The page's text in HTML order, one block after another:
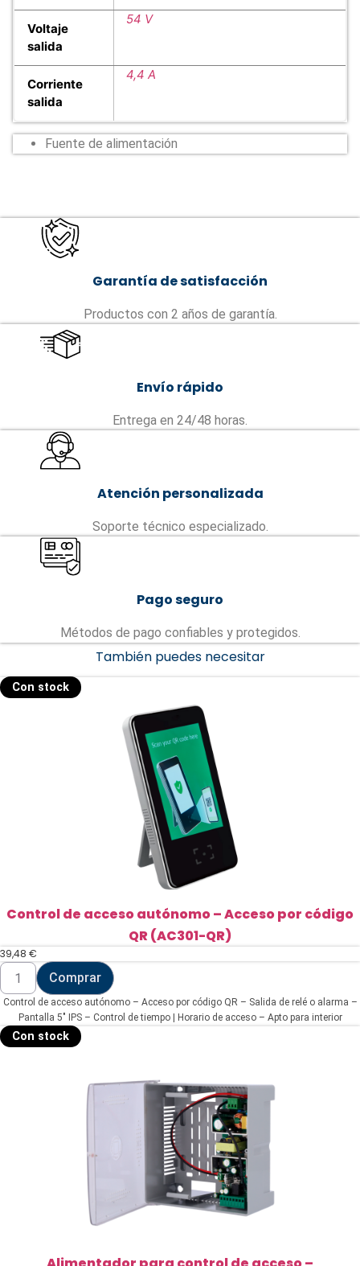
Voltaje
salida
54 V
Corriente
salida
4,4 A
Fuente de alimentación
Garantía de satisfacción
Productos con 2 años de garantía.
Envío rápido
Entrega en 24/48 horas.
Atención personalizada
Soporte técnico especializado.
Pago seguro
Métodos de pago confiables y protegidos.
También puedes necesitar
Con stock
Control de acceso autónomo – Acceso por código
QR (AC301-QR)
39,48 €
Control
acceso
autónomo
Acceso
por
Comprar
Control de acceso autónomo – Acceso por código QR – Salida de relé o alarma –
Pantalla 5" IPS – Control de tiempo | Horario de acceso – Apto para interior
Con stock